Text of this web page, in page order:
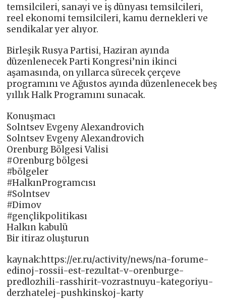
temsilcileri, sanayi ve iş dünyası temsilcileri,
reel ekonomi temsilcileri, kamu dernekleri ve
sendikalar yer alıyor.
Birleşik Rusya Partisi, Haziran ayında
düzenlenecek Parti Kongresi’nin ikinci
aşamasında, on yıllarca sürecek çerçeve
programını ve Ağustos ayında düzenlenecek beş
yıllık Halk Programını sunacak.
Konuşmacı
Solntsev Evgeny Alexandrovich
Solntsev Evgeny Alexandrovich
Orenburg Bölgesi Valisi
#Orenburg bölgesi
#bölgeler
#HalkınProgramcısı
#Solntsev
#Dimov
#gençlikpolitikası
Halkın kabulü
Bir itiraz oluşturun
kaynak:https://er.ru/activity/news/na-forume-
edinoj-rossii-est-rezultat-v-orenburge-
predlozhili-rasshirit-vozrastnuyu-kategoriyu-
derzhatelej-pushkinskoj-karty